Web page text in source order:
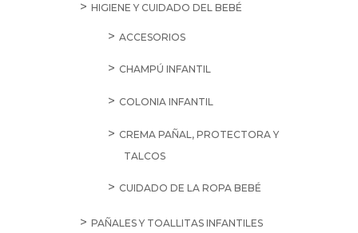
HIGIENE Y CUIDADO DEL BEBÉ
ACCESORIOS
CHAMPÚ INFANTIL
COLONIA INFANTIL
CREMA PAÑAL, PROTECTORA Y
TALCOS
CUIDADO DE LA ROPA BEBÉ
PAÑALES Y TOALLITAS INFANTILES